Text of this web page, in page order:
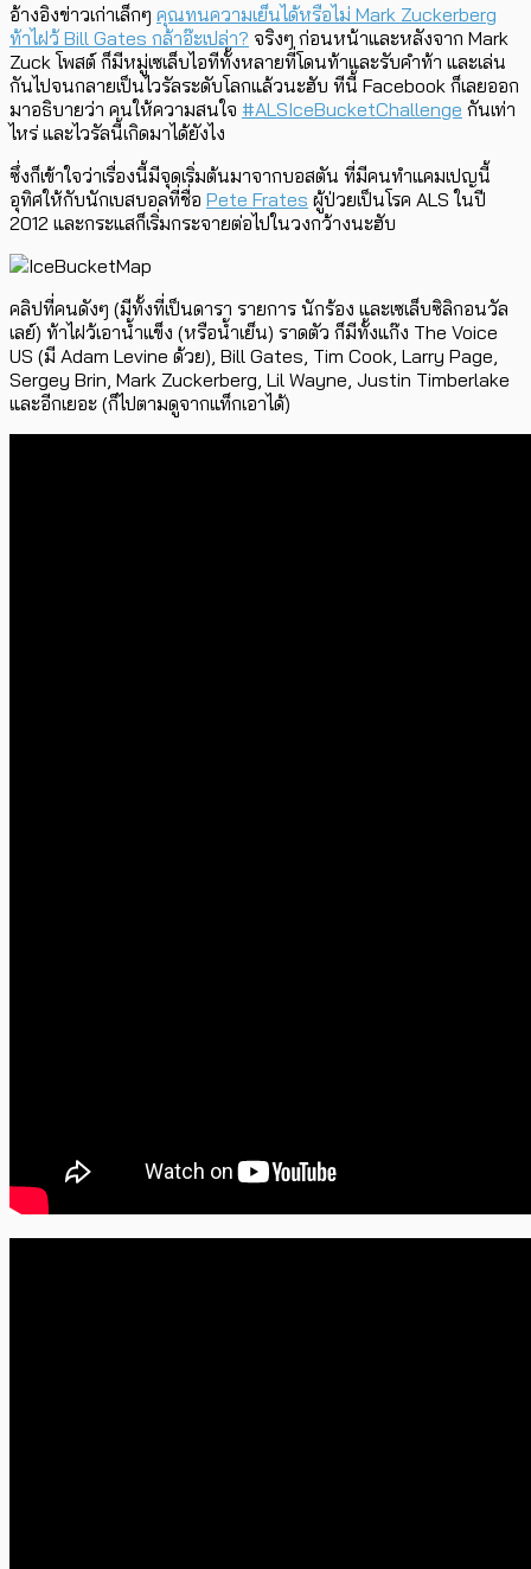
อ้างอิงข่าวเก่าเล็กๆ คุณทนความเย็นได้หรือไม่ Mark Zuckerberg
ท้าไฝว้ Bill Gates กล้าอ๊ะเปล่า? จริงๆ ก่อนหน้าและหลังจาก Mark
Zuck โพสต์ ก็มีหมู่เซเล็บไอทีทั้งหลายที่โดนท้าและรับคำท้า และเล่น
กันไปจนกลายเป็นไวรัลระดับโลกแล้วนะฮับ ทีนี้ Facebook ก็เลยออก
มาอธิบายว่า คนให้ความสนใจ ‪#‎ALSIceBucketChallenge‬ กันเท่า
ไหร่ และไวรัลนี้เกิดมาได้ยังไง
ซึ่งก็เข้าใจว่าเรื่องนี้มีจุดเริ่มต้นมาจากบอสตัน ที่มีคนทำแคมเปญนี้
อุทิศให้กับนักเบสบอลที่ชื่อ Pete Frates ผู้ป่วยเป็นโรค ALS ในปี
2012 และกระแสก็เริ่มกระจายต่อไปในวงกว้างนะฮับ
คลิปที่คนดังๆ (มีทั้งที่เป็นดารา รายการ นักร้อง และเซเล็บซิลิกอนวัล
เลย์) ท้าไฝว้เอาน้ำแข็ง (หรือน้ำเย็น) ราดตัว ก็มีทั้งแก๊ง The Voice
US (มี Adam Levine ด้วย), Bill Gates, Tim Cook, Larry Page,
Sergey Brin, Mark Zuckerberg, Lil Wayne, Justin Timberlake
และอีกเยอะ (ก็ไปตามดูจากแท็กเอาได้)